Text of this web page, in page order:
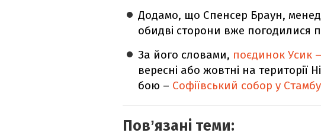
Додамо, що Спенсер Браун,
обидві сторони вже погодилися
За його словами, поєдинок Усик
вересні або жовтні на території
бою – Софіївський собор у
Повʼязані теми: